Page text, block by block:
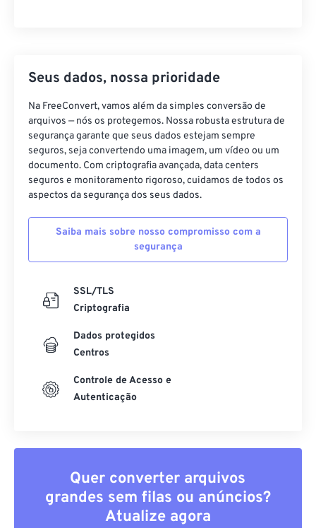
Seus dados, nossa prioridade
Na FreeConvert, vamos além da simples conversão de
arquivos — nós os protegemos. Nossa robusta estrutura de
segurança garante que seus dados estejam sempre
seguros, seja convertendo uma imagem, um vídeo ou um
documento. Com criptografia avançada, data centers
seguros e monitoramento rigoroso, cuidamos de todos os
aspectos da segurança dos seus dados.
Saiba mais sobre nosso compromisso com a
segurança
SSL/TLS
Criptografia
Dados protegidos
Centros
Controle de Acesso e
Autenticação
Quer converter arquivos
grandes sem filas ou anúncios?
Atualize agora